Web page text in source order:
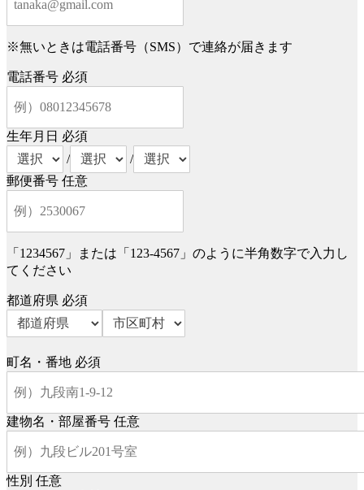
※無いときは電話番号（SMS）で連絡が届きます
電話番号 必須
生年月日 必須
/
/
郵便番号 任意
「1234567」または「123-4567」のように半角数字で入力し
てください
都道府県 必須
町名・番地 必須
建物名・部屋番号 任意
性別 任意